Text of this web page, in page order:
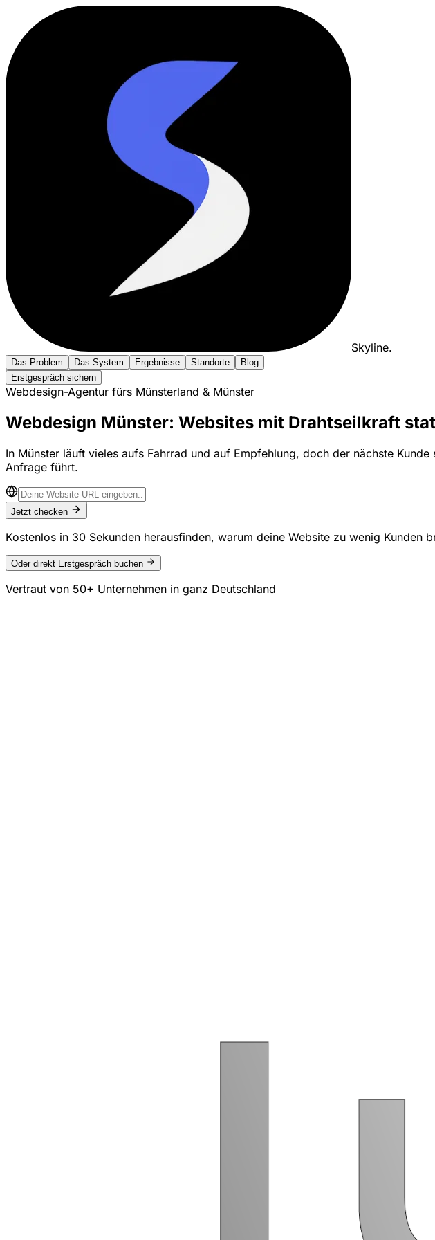
Skyline.
Das Problem Das System Ergebnisse Standorte
Blog
Erstgespräch sichern
Webdesign-Agentur fürs Münsterland & Münster
Webdesign Münster: Websites mit Drahtseilkraft
In Münster läuft vieles aufs Fahrrad und auf Empfehlung, doch der nächste
Anfrage führt.
Jetzt checken
Kostenlos in 30 Sekunden herausfinden, warum deine Website zu wenig Kunden
Oder direkt Erstgespräch buchen
Vertraut von 50+ Unternehmen in ganz Deutschland